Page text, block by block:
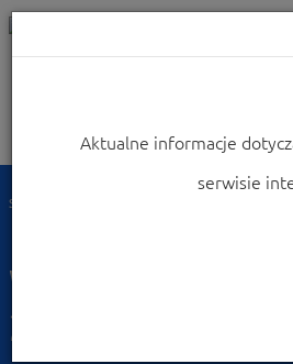
Strona główna
2020
Aktualne informacje
serwisie